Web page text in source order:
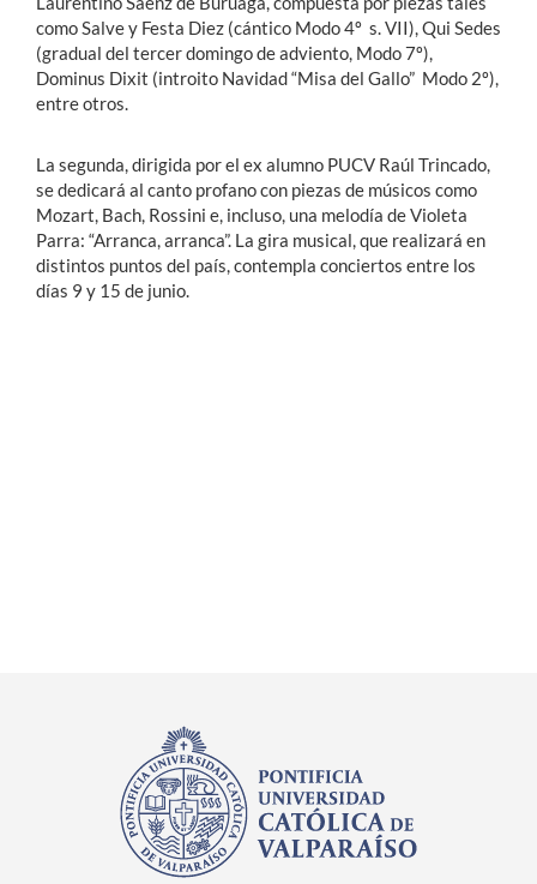
como Salve y Festa Diez (cántico Modo 4º s. VII), Qui Sedes
(gradual del tercer domingo de adviento, Modo 7º),
Dominus Dixit (introito Navidad “Misa del Gallo” Modo 2º),
entre otros.
La segunda, dirigida por el ex alumno PUCV Raúl Trincado,
se dedicará al canto profano con piezas de músicos como
Mozart, Bach, Rossini e, incluso, una melodía de Violeta
Parra: “Arranca, arranca”. La gira musical, que realizará en
distintos puntos del país, contempla conciertos entre los
días 9 y 15 de junio.